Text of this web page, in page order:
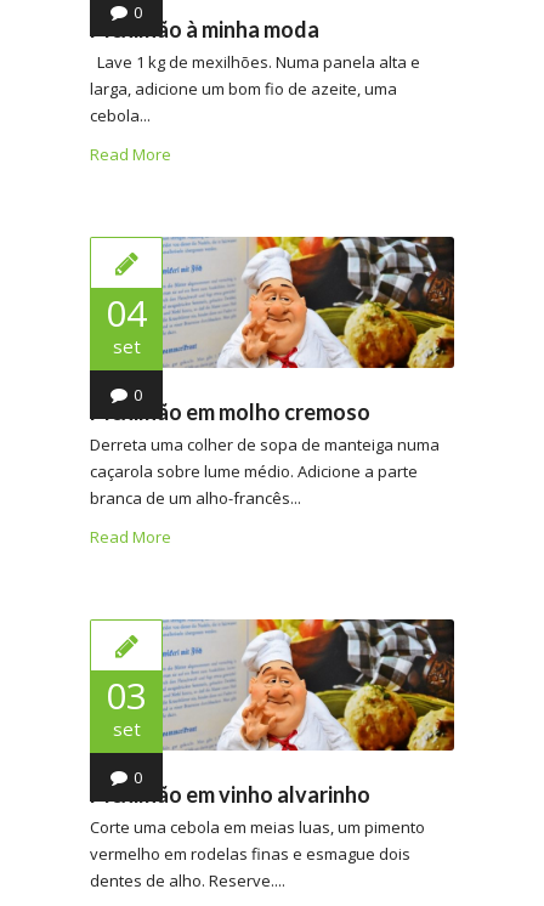
0
Mexilhão à minha moda
Lave 1 kg de mexilhões. Numa panela alta e
larga, adicione um bom fio de azeite, uma
cebola...
Read More
04
set
0
Mexilhão em molho cremoso
Derreta uma colher de sopa de manteiga numa
caçarola sobre lume médio. Adicione a parte
branca de um alho-francês...
Read More
03
set
0
Mexilhão em vinho alvarinho
Corte uma cebola em meias luas, um pimento
vermelho em rodelas finas e esmague dois
dentes de alho. Reserve....